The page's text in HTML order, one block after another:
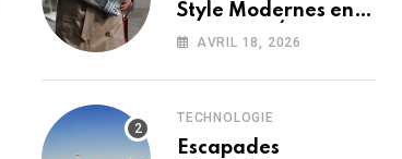
Style Modernes en
France : L’Élégance
AVRIL 18, 2026
TECHNOLOGIE
Escapades